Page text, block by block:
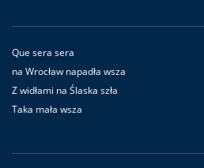
Que sera sera
na Wrocław napadła wsza
Z widłami na Ślaska szła
Taka mała wsza